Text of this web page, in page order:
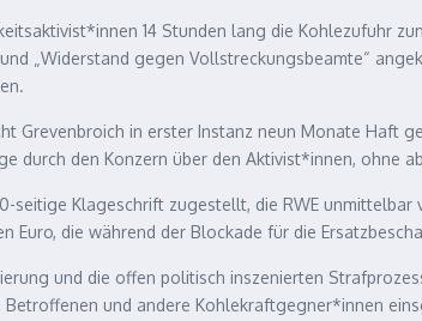
14 Stunden lang die Kohlezufuhr
„Widerstand gegen Vollstreckungsbeamte“
Grevenbroich in erster Instanz neun Monate Haft
durch den Konzern über den Aktivist*innen, ohne
seitige Klageschrift zugestellt, die RWE unmittelbar
Euro, die während der Blockade für die
und die offen politisch inszenierten
und andere Kohlekraftgegner*innen